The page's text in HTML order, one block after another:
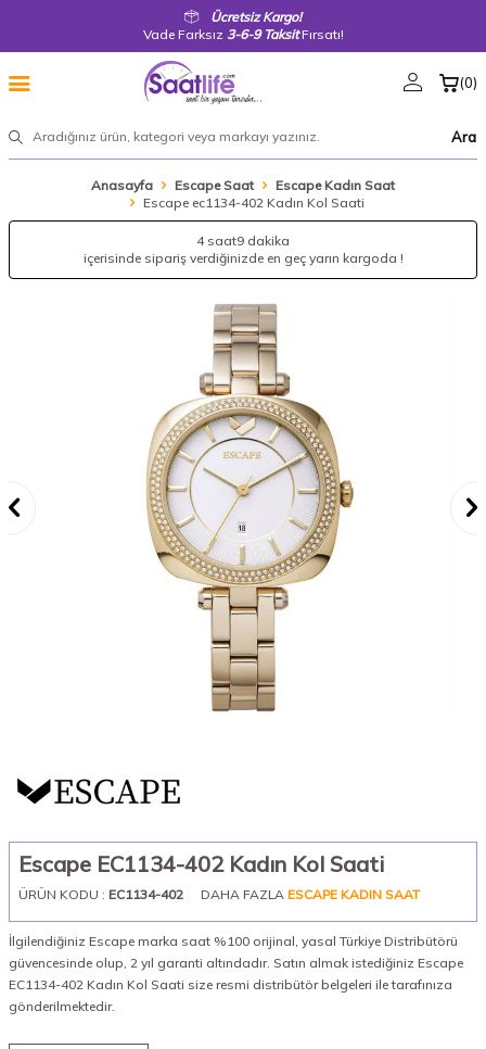
Ücretsiz Kargo!
Vade Farksız 3-6-9 TaksitFırsatı!
Ara
(0)
Anasayfa Escape Saat
Escape Kadın Saat
Escape ec1134-402 Kadın Kol Saati
4 saat9 dakika
içerisinde sipariş verdiğinizde en geç yarın kargoda !
Escape EC1134-402 Kadın Kol Saati
ÜRÜN KODU : EC1134-402 DAHA FAZLA ESCAPE KADIN SAAT
İlgilendiğiniz Escape marka saat %100 orijinal, yasal Türkiye Distribütörü
güvencesinde olup, 2 yıl garanti altındadır. Satın almak istediğiniz Escape
EC1134-402 Kadın Kol Saati size resmi distribütör belgeleri ile tarafınıza
gönderilmektedir.